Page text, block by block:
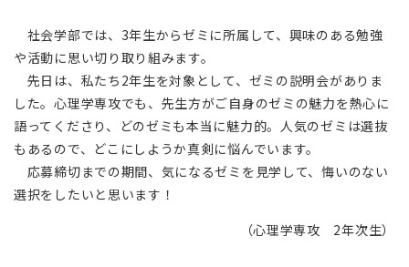
社会学部では、3年生からゼミに所属して、興味のある勉強
や活動に思い切り取り組みます。
先日は、私たち2年生を対象として、ゼミの説明会がありま
した。心理学専攻でも、先生方がご自身のゼミの魅力を熱心に
語ってくださり、どのゼミも本当に魅力的。人気のゼミは選抜
もあるので、どこにしようか真剣に悩んでいます。
応募締切までの期間、気になるゼミを見学して、悔いのない
選択をしたいと思います！
（心理学専攻 2年次生）